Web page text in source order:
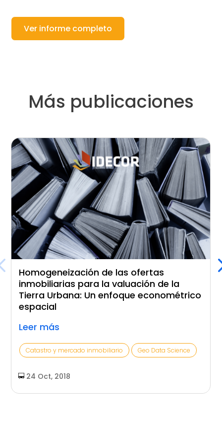
Ver informe completo
Más publicaciones
Homogeneización de las ofertas
inmobiliarias para la valuación de la
Tierra Urbana: Un enfoque econométrico
espacial
Leer más
Catastro y mercado inmobiliario Geo Data Science
24 Oct, 2018